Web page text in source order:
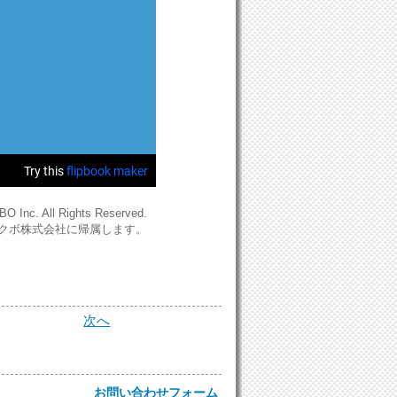
Inc. All Rights Reserved.
株式会社に帰属します。
次へ
お問い合わせフォーム